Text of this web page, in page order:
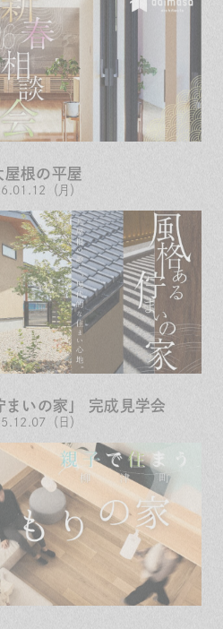
2026 in 大屋根の平屋
（月）
いの家」 完成見学会
（日）